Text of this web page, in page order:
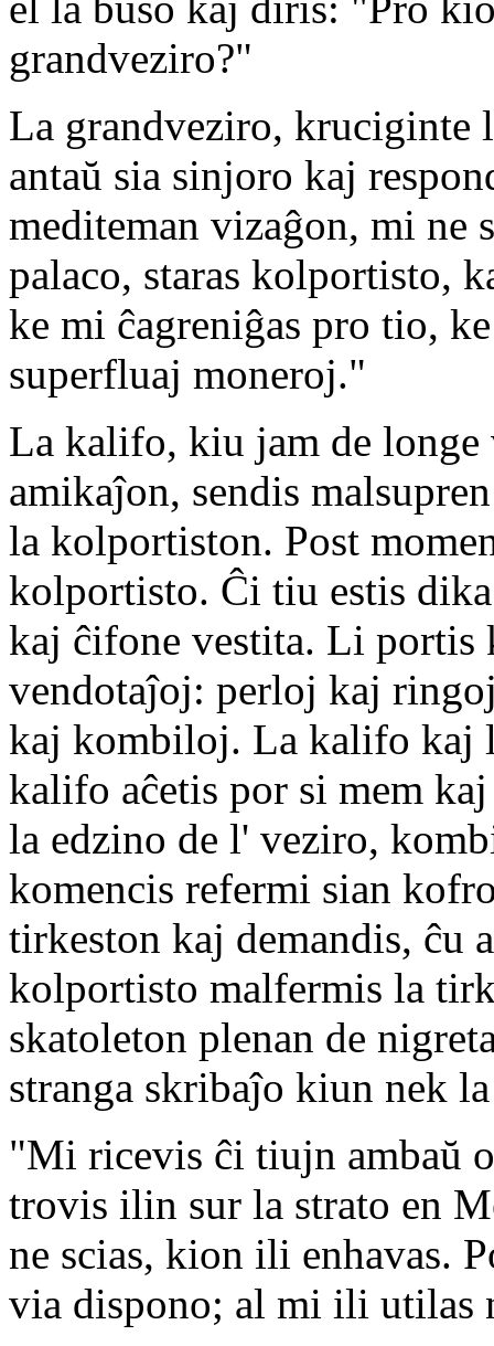
grandveziro?"
La grandveziro, kruciginte
antaŭ sia sinjoro kaj
mediteman vizaĝon, mi ne
palaco, staras kolportisto,
ke mi ĉagreniĝas pro tio,
superfluaj moneroj."
La kalifo, kiu jam de
amikaĵon, sendis
la kolportiston. Post
kolportisto. Ĉi tiu estis
kaj ĉifone vestita. Li portis
vendotaĵoj: perloj kaj
kaj kombiloj. La kalifo kaj
kalifo aĉetis por si mem
la edzino de l' veziro,
komencis refermi sian
tirkeston kaj demandis, ĉu
kolportisto malfermis la
skatoleton plenan de
stranga skribaĵo kiun nek
"Mi ricevis ĉi tiujn ambaŭ
trovis ilin sur la strato en
ne scias, kion ili enhavas.
via dispono; al mi ili utilas